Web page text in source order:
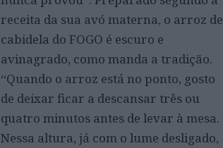
receita da sua avó materna, o arroz de
cabidela do FOGO é escuro e
avinagrado, como manda a tradição.
“Quando o arroz está no ponto, gosto
de deixar ficar a descansar três ou
quatro minutos antes de levar à mesa.
Nessa altura, já com o lume desligado,